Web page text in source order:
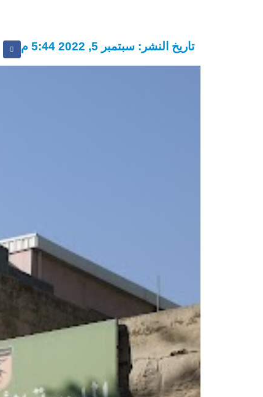
تاريخ النشر: سبتمبر 5, 2022 5:44 م